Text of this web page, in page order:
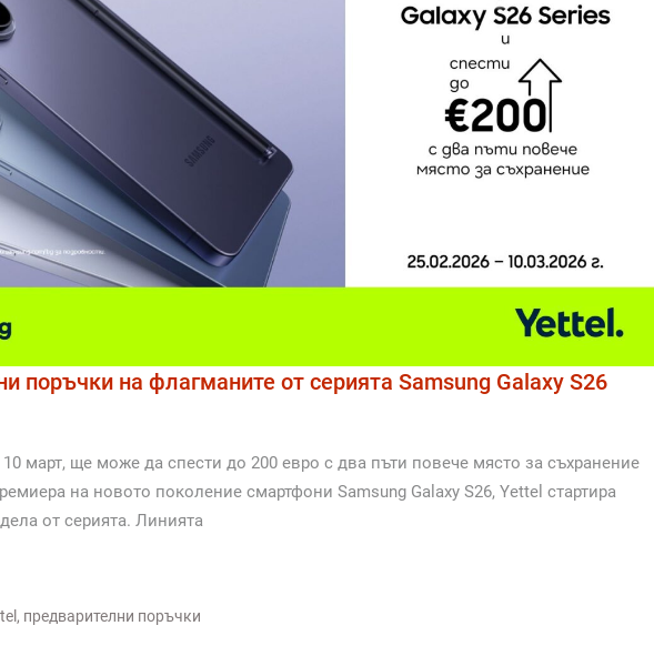
поръчки на флагманите от серията Samsung Galaxy S26
март, ще може да спести до 200 евро с два пъти повече място за съхранение
на новото поколение смартфони Samsung Galaxy S26, Yettel стартира
от серията. Линията
, предварителни поръчки